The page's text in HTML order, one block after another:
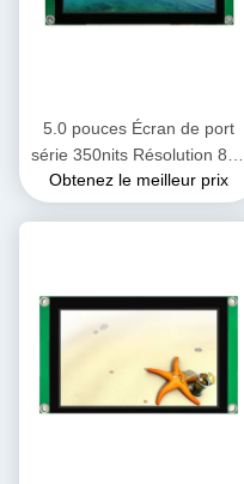
5.0 pouces Écran de port
série 350nits Résolution 800
* 480 Modules LCD TFT
Compatibles avec Aduno /
Obtenez le meilleur prix